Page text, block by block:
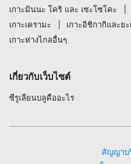
เกาะมินนะ โคริ และ เซะโซโคะ
เกาะเครามะ
เกาะอิชิกากิและยะ
เกาะห่างไกลอื่นๆ
เกี่ยวกับเว็บไซต์
ซีรูเลียนบลูคืออะไร
สัญญาบ